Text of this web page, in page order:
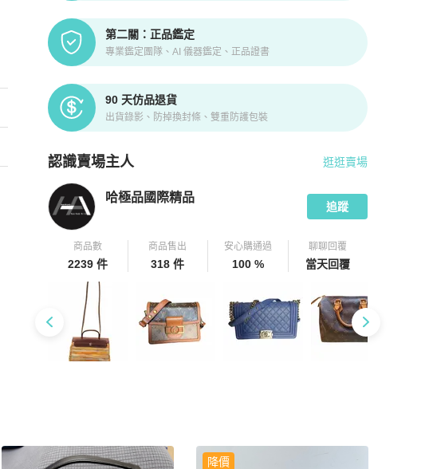
第二關：正品鑑定
專業鑑定團隊、AI 儀器鑑定、正品證書
90 天仿品退貨
出貨錄影、防掉換封條、雙重防護包裝
認識賣場主人
PopChill 拍拍圈嚴選賣家
逛逛賣場
哈極品國際精品
追蹤
商品數
2239 件
商品售出
318 件
安心購通過
100 %
聊聊回覆
當天回覆
降價